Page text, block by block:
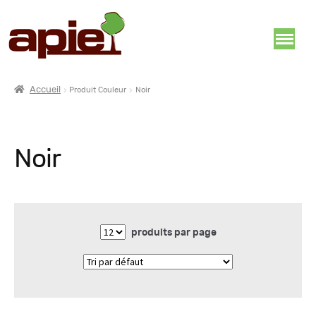
Accueil Produit Couleur Noir
Noir
produits par page